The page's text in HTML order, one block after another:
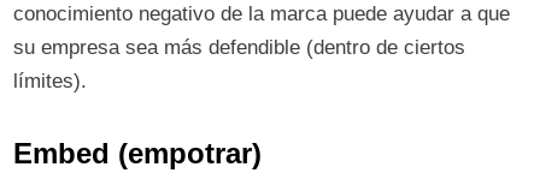
conocimiento negativo de la marca puede ayudar a que
su empresa sea más defendible (dentro de ciertos
límites).
Embed (empotrar)